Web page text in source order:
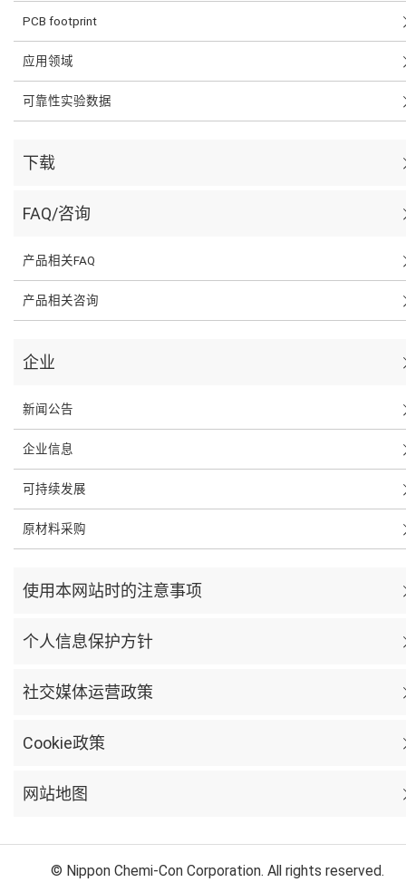
PCB footprint
应用领域
可靠性实验数据
下载
FAQ/咨询
产品相关FAQ
产品相关咨询
企业
新闻公告
企业信息
可持续发展
原材料采购
使用本网站时的注意事项
个人信息保护方针
社交媒体运营政策
Cookie政策
网站地图
© Nippon Chemi-Con Corporation. All rights reserved.